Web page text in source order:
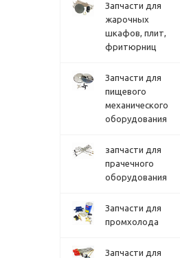
Запчасти для
жарочных
шкафов, плит,
фритюрниц
Запчасти для
пищевого
механического
оборудования
запчасти для
прачечного
оборудования
Запчасти для
промхолода
Запчасти для